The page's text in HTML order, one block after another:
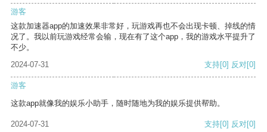
游客
这款加速器app的加速效果非常好，玩游戏再也不会出现卡顿、掉线的情
况了。我以前玩游戏经常会输，现在有了这个app，我的游戏水平提升了
不少。
2024-07-31
支持[0] 反对[0]
游客
这款app就像我的娱乐小助手，随时随地为我的娱乐提供帮助。
2024-07-31 支持[0] 反对[0]